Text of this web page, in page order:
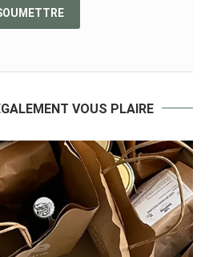
VOUS PLAIRE